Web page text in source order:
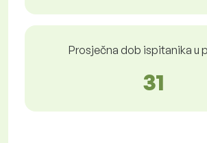
Prosječna dob ispitanika u
31